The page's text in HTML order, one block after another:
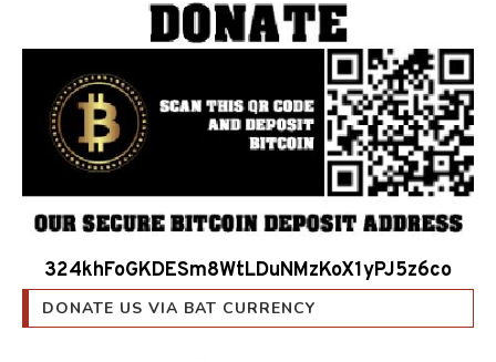
324khFoGKDESm8WtLDuNMzKoX1yPJ5z6co
DONATE US VIA BAT CURRENCY